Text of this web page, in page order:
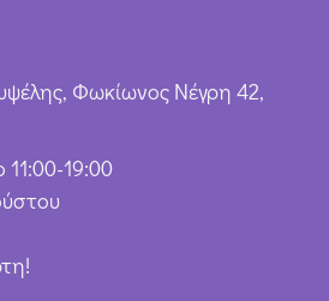
Φωκίωνος Νέγρη 42,
11:00-19:00